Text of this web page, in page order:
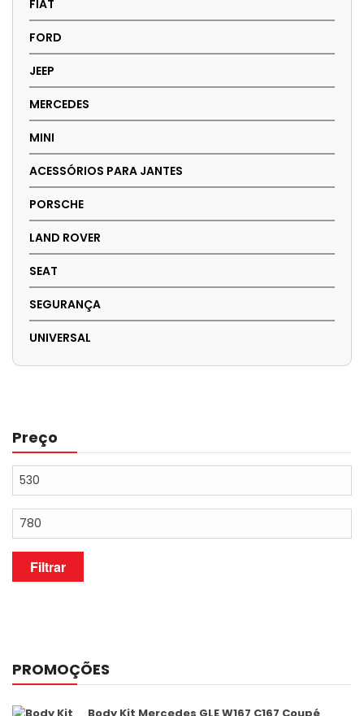
FIAT
FORD
JEEP
MERCEDES
MINI
ACESSÓRIOS PARA JANTES
PORSCHE
LAND ROVER
SEAT
SEGURANÇA
UNIVERSAL
Preço
Preço
mínimo
Preço
máximo
Filtrar
PROMOÇÕES